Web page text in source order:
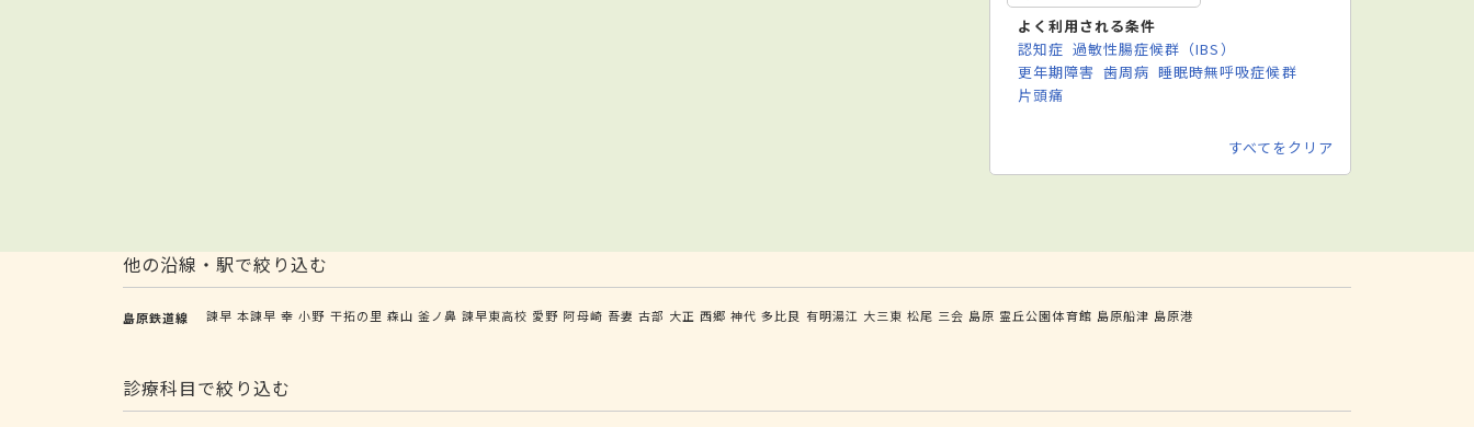
よく利用される条件
認知症 過敏性腸症候群（IBS）
更年期障害 歯周病 睡眠時無呼吸症候群
片頭痛
すべてをクリア
他の沿線・駅で絞り込む
島原鉄道線 諫早 本諫早 幸 小野 干拓の里 森山 釜ノ鼻 諫早東高校 愛野 阿母崎 吾妻 古部 大正 西郷 神代 多比良 有明湯江 大三東 松尾 三会 島原 霊丘公園体育館 島原船津 島原港
診療科目で絞り込む